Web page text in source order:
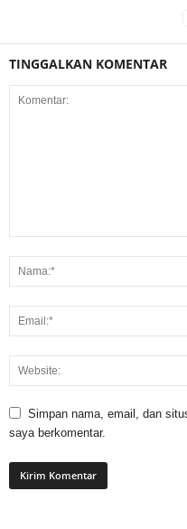
TINGGALKAN KOMENTAR
Simpan nama, email, dan
saya berkomentar.